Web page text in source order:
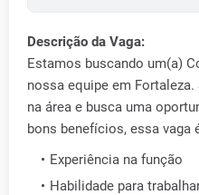
Descrição da Vaga:
Estamos buscando um(a)
nossa equipe em
na área e busca uma
bons benefícios, essa vaga
Experiência na função
Habilidade para